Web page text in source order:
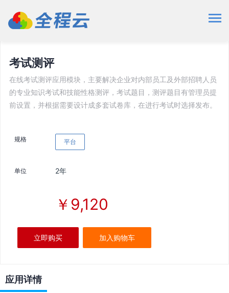
应用市场 办公应用 考试测评
考试测评
在线考试测评应用模块，主要解决企业对内部员工及外部招聘人员
的专业知识考试和技能性格测评，考试题目，测评题目有管理员提
前设置，并根据需要设计成多套试卷库，在进行考试时选择发布。
规格 平台
单位 2年
￥9,120
立即购买 加入购物车
应用详情